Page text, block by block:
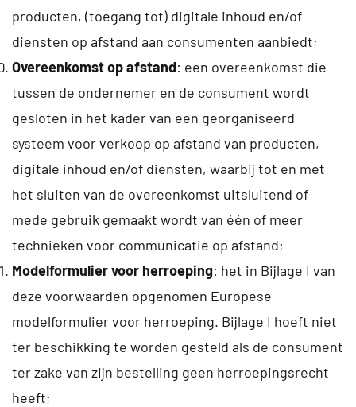
producten, (toegang tot) digitale inhoud en/of
diensten op afstand aan consumenten aanbiedt;
Overeenkomst op afstand: een overeenkomst die
tussen de ondernemer en de consument wordt
gesloten in het kader van een georganiseerd
systeem voor verkoop op afstand van producten,
digitale inhoud en/of diensten, waarbij tot en met
het sluiten van de overeenkomst uitsluitend of
mede gebruik gemaakt wordt van één of meer
technieken voor communicatie op afstand;
Modelformulier voor herroeping: het in Bijlage I van
deze voorwaarden opgenomen Europese
modelformulier voor herroeping. Bijlage I hoeft niet
ter beschikking te worden gesteld als de consument
ter zake van zijn bestelling geen herroepingsrecht
heeft;